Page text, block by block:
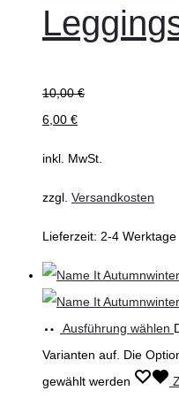
10,00€
6,00 €
inkl. MwSt.
zzgl. Versandkosten
Lieferzeit: 2-4 Werktage
Ausführung wählen
Varianten auf. Die
gewählt werden